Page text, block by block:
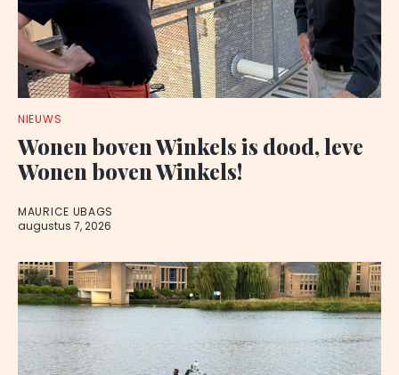
NIEUWS
Wonen boven Winkels is dood, leve
Wonen boven Winkels!
MAURICE UBAGS
augustus 7, 2026